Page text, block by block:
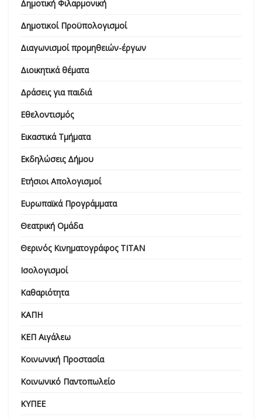
Δημοτική Φιλαρμονική
Δημοτικοί Προϋπολογισμοί
Διαγωνισμοί προμηθειών-έργων
Διοικητικά θέματα
Δράσεις για παιδιά
Εθελοντισμός
Εικαστικά Τμήματα
Εκδηλώσεις Δήμου
Ετήσιοι Απολογισμοί
Ευρωπαϊκά Προγράμματα
Θεατρική Ομάδα
Θερινός Κινηματογράφος ΤΙΤΑΝ
Ισολογισμοί
Καθαριότητα
ΚΑΠΗ
ΚΕΠ Αιγάλεω
Κοινωνική Προστασία
Κοινωνικό Παντοπωλείο
ΚΥΠΕΕ